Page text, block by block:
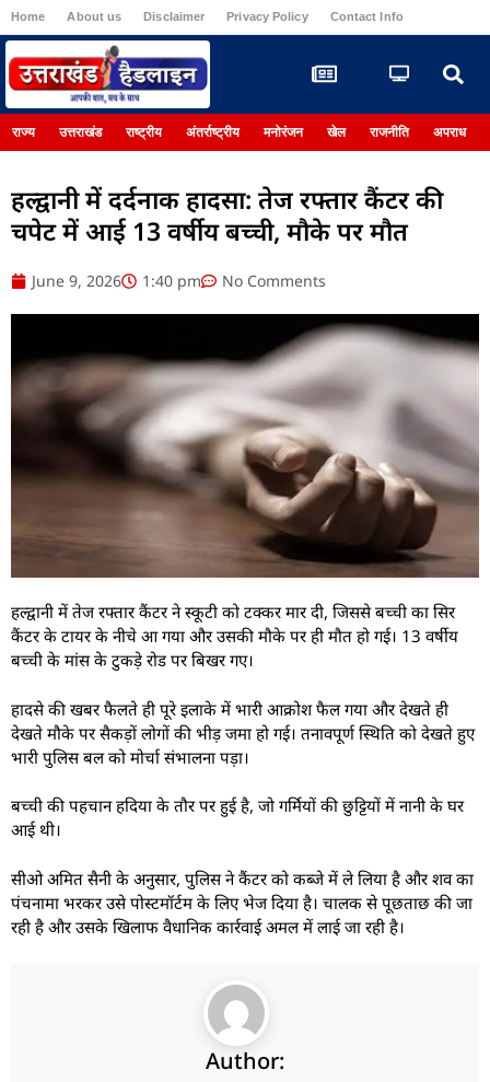
Home About us Disclaimer Privacy Policy Contact Info
राज्य उत्तराखंड राष्ट्रीय अंतर्राष्ट्रीय मनोरंजन खेल राजनीति अपराध
हल्द्वानी में दर्दनाक हादसा: तेज रफ्तार कैंटर की
चपेट में आई 13 वर्षीय बच्ची, मौके पर मौत
June 9, 2026 1:40 pm No Comments
हल्द्वानी में तेज रफ्तार कैंटर ने स्कूटी को टक्कर मार दी, जिससे बच्ची का सिर
कैंटर के टायर के नीचे आ गया और उसकी मौके पर ही मौत हो गई। 13 वर्षीय
बच्ची के मांस के टुकड़े रोड पर बिखर गए।
हादसे की खबर फैलते ही पूरे इलाके में भारी आक्रोश फैल गया और देखते ही
देखते मौके पर सैकड़ों लोगों की भीड़ जमा हो गई। तनावपूर्ण स्थिति को देखते हुए
भारी पुलिस बल को मोर्चा संभालना पड़ा।
बच्ची की पहचान हदिया के तौर पर हुई है, जो गर्मियों की छुट्टियों में नानी के घर
आई थी।
सीओ अमित सैनी के अनुसार, पुलिस ने कैंटर को कब्जे में ले लिया है और शव का
पंचनामा भरकर उसे पोस्टमॉर्टम के लिए भेज दिया है। चालक से पूछताछ की जा
रही है और उसके खिलाफ वैधानिक कार्रवाई अमल में लाई जा रही है।
Author: